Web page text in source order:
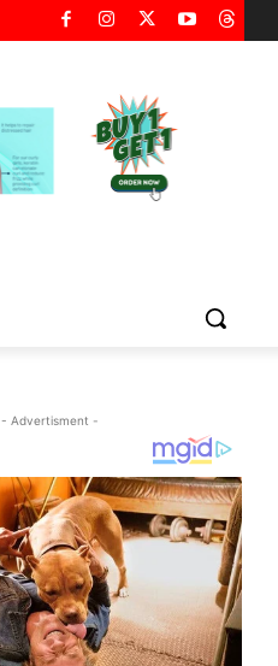
- Advertisment -